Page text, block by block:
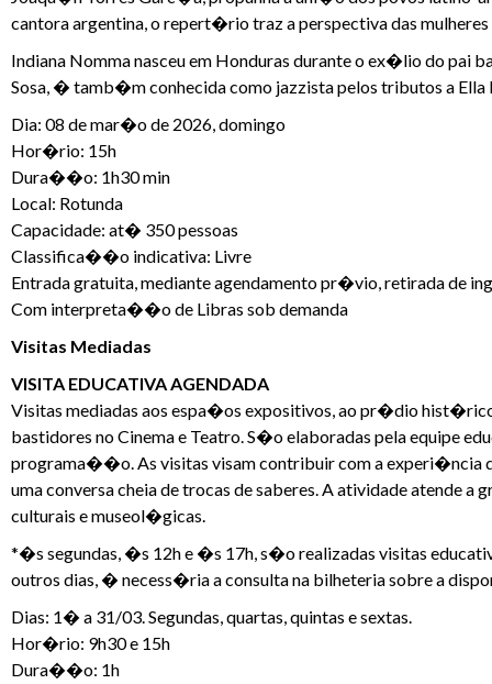
cantora argentina, o repert�rio traz a perspectiva das
Indiana Nomma nasceu em Honduras durante o ex�lio do pai
Sosa, � tamb�m conhecida como jazzista pelos tributos a Ella
Dia: 08 de mar�o de 2026, domingo
Hor�rio: 15h
Dura��o: 1h30 min
Local: Rotunda
Capacidade: at� 350 pessoas
Classifica��o indicativa: Livre
Entrada gratuita, mediante agendamento pr�vio, retirada de
Com interpreta��o de Libras sob demanda
Visitas Mediadas
VISITA EDUCATIVA AGENDADA
Visitas mediadas aos espa�os expositivos, ao pr�dio
bastidores no Cinema e Teatro. S�o elaboradas pela equipe
programa��o. As visitas visam contribuir com a experi�ncia
uma conversa cheia de trocas de saberes. A atividade
culturais e museol�gicas.
*�s segundas, �s 12h e �s 17h, s�o realizadas visitas
outros dias, � necess�ria a consulta na bilheteria sobre a
Dias: 1� a 31/03. Segundas, quartas, quintas e sextas.
Hor�rio: 9h30 e 15h
Dura��o: 1h